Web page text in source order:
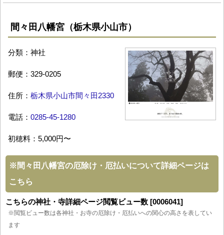
間々田八幡宮（栃木県小山市）
分類：神社
郵便：329-0205
住所： 栃木県小山市間々田2330
電話： 0285-45-1280
初穂料：5,000円〜
※間々田八幡宮の厄除け・厄払いについて詳細ページは
こちら
こちらの神社・寺詳細ページ閲覧ビュー数 [0006041]
※閲覧ビュー数は各神社・お寺の厄除け・厄払いへの関心の高さを表してい
ます